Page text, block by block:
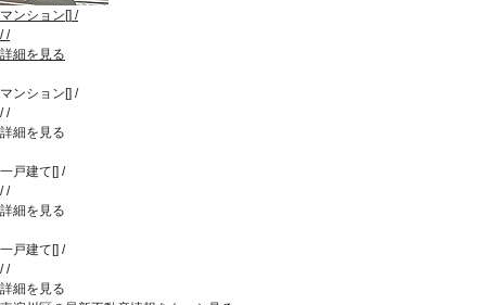
マンション [] /
//
詳細を見る
マンション [] /
//
詳細を見る
一戸建て [] /
//
詳細を見る
一戸建て [] /
//
詳細を見る